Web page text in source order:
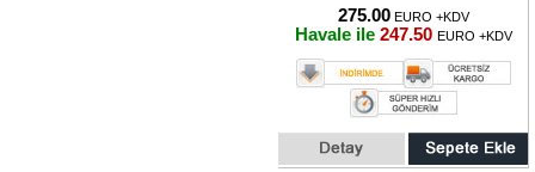
275.00 EURO +KDV
Havale ile 247.50 EURO +KDV